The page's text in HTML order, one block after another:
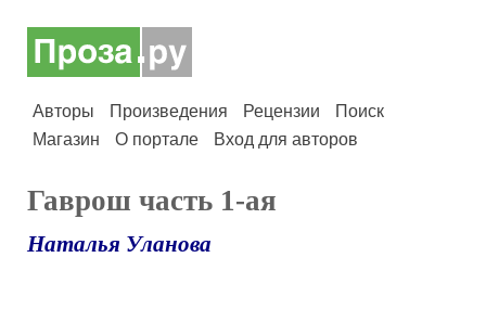
Авторы Произведения Рецензии
Поиск
Магазин
О портале Вход для авторов
Гаврош часть 1-ая
Наталья Уланова